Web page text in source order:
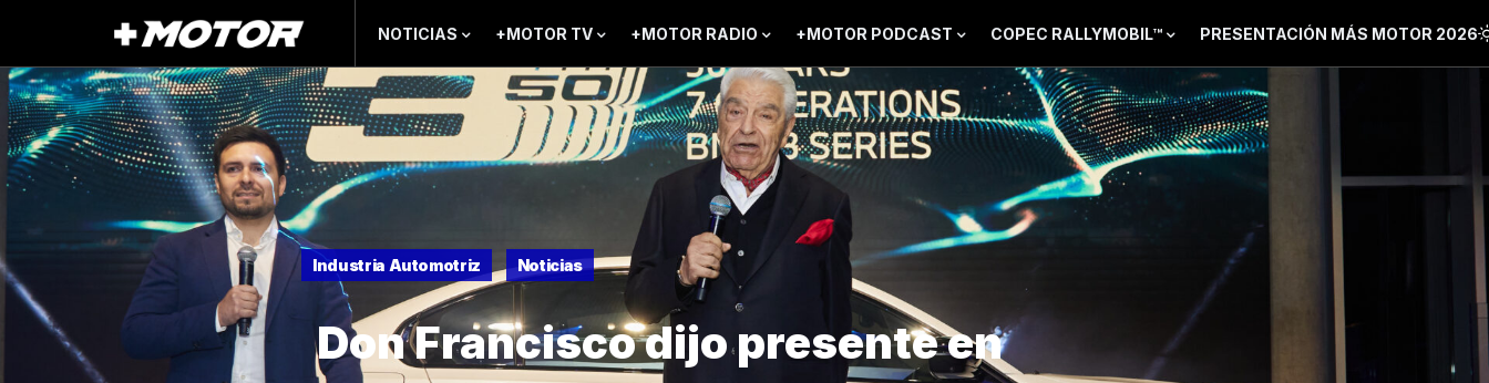
NOTICIAS +MOTOR TV +MOTOR RADIO +MOTOR PODCAST COPEC RALLYMOBIL™ PRESENTACIÓN MÁS MOTOR 2026
Industria Automotriz Noticias
Don Francisco dijo presente en